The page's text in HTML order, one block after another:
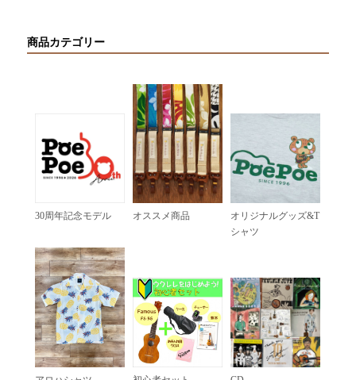
商品カテゴリー
30周年記念モデル オススメ商品
オリジナルグッズ&T
シャツ